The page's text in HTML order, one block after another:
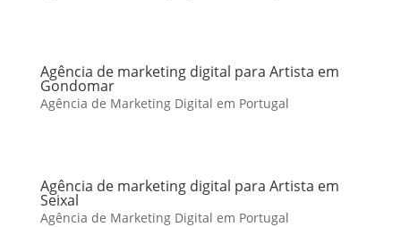
Agência de marketing digital para Artista em
Gondomar
Agência de Marketing Digital em Portugal
Agência de marketing digital para Artista em
Seixal
Agência de Marketing Digital em Portugal